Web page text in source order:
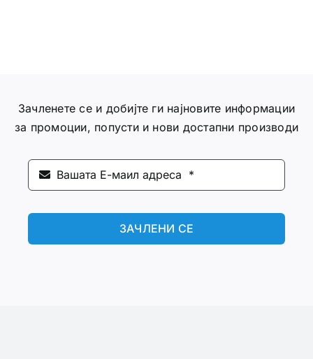
Зачленете се и добијте ги најновите информации
за промоции, попусти и нови достапни производи
ЗАЧЛЕНИ СЕ